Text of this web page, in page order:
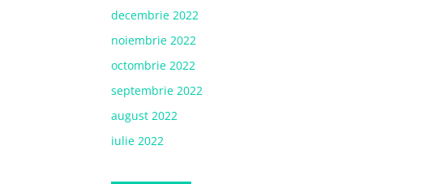
decembrie 2022
noiembrie 2022
octombrie 2022
septembrie 2022
august 2022
iulie 2022